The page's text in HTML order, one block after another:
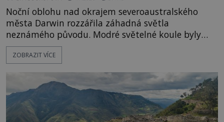
Noční oblohu nad okrajem severoaustralského
města Darwin rozzářila záhadná světla
neznámého původu. Modré světelné koule byly
viditelné nejméně dvacet minut, během nichž se
opakovaně objevovaly a zase mizely. Svědek, který
mohlo jít o návštěvu ze světa duchů. Záhadný
záznam okamžitě rozpoutal deb
ZOBRAZIT VÍCE